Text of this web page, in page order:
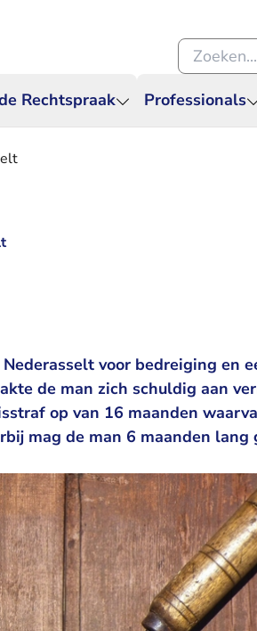
Rechtspraak Professionals
Zoeken
voor bedreiging en
de man zich schuldig aan
op van 16 maanden
mag de man 6 maanden lang